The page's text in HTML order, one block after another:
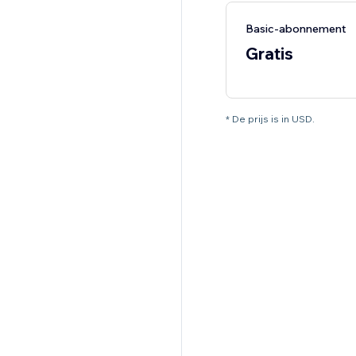
Basic-abonnement
Gratis
* De prijs is in USD.